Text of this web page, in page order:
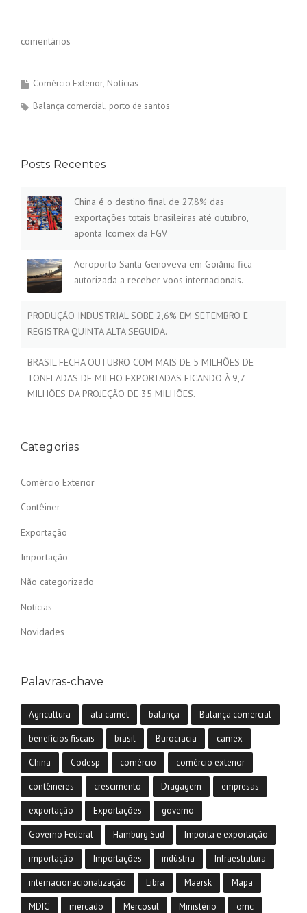
comentários
Comércio Exterior Notícias
Balança comercial porto de santos
Posts Recentes
China é o destino final de 27,8% das
exportações totais brasileiras até outubro,
aponta Icomex da FGV
Aeroporto Santa Genoveva em Goiânia fica
autorizada a receber voos internacionais.
PRODUÇÃO INDUSTRIAL SOBE 2,6% EM SETEMBRO E
REGISTRA QUINTA ALTA SEGUIDA.
BRASIL FECHA OUTUBRO COM MAIS DE 5 MILHÕES DE
TONELADAS DE MILHO EXPORTADAS FICANDO À 9,7
MILHÕES DA PROJEÇÃO DE 35 MILHÕES.
Categorias
Comércio Exterior
Contêiner
Exportação
Importação
Não categorizado
Notícias
Novidades
Palavras-chave
Agricultura ata carnet balança Balança comercial
benefícios fiscais brasil Burocracia camex
China Codesp comércio comércio exterior
contêineres crescimento Dragagem empresas
exportação Exportações governo
Governo Federal Hamburg Süd Importa e exportação
importação Importações indústria Infraestrutura
internacionacionalização Libra Maersk Mapa
MDIC mercado Mercosul Ministério omc